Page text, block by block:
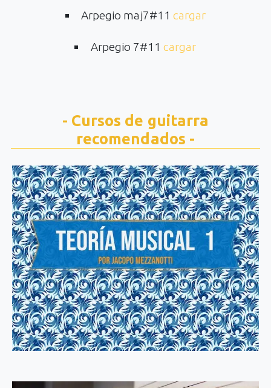
Arpegio maj7#11 cargar
Arpegio 7#11cargar
- Cursos de guitarra
recomendados -